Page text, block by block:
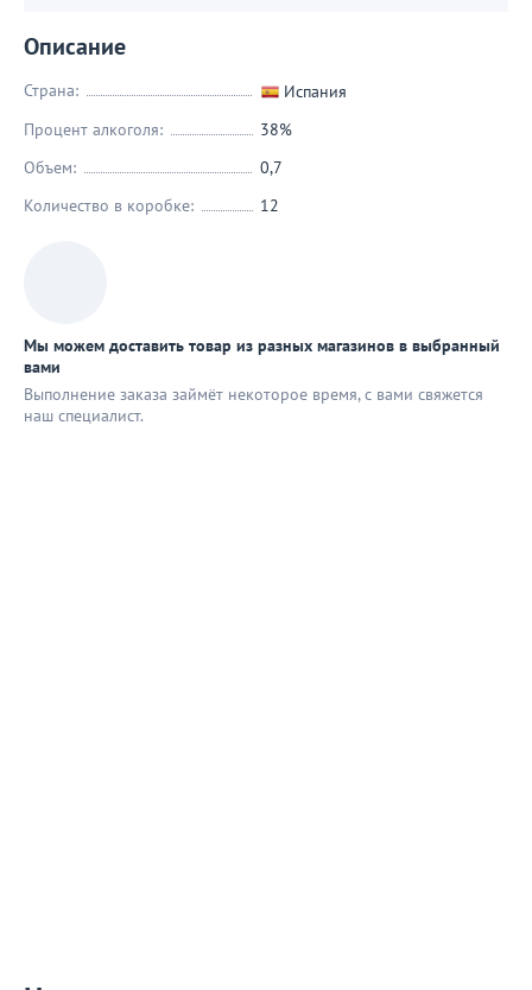
Описание
Страна:
Испания
Процент алкоголя:
38%
Объем:
0,7
Количество в коробке:
12
Мы можем доставить товар из разных магазинов в выбранный
вами
Выполнение заказа займёт некоторое время, с вами свяжется
наш специaлист.